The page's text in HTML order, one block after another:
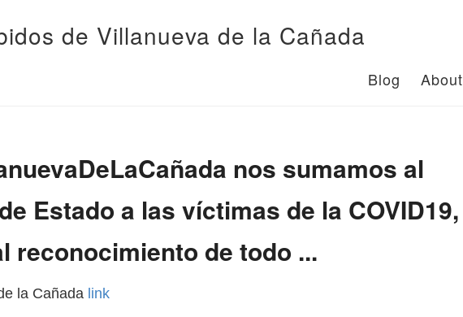
de Villanueva de la Cañada
Blog About
nos sumamos al
Estado a las víctimas de la COVID19,
reconocimiento de todo ...
la Cañada link